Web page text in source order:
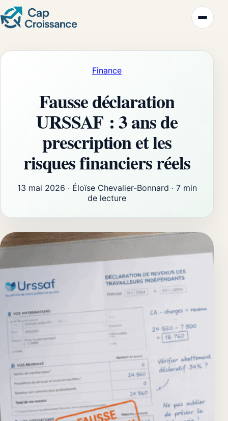
Finance
Fausse déclaration
URSSAF : 3 ans de
prescription et les
risques financiers réels
13 mai 2026 · Éloïse Chevalier-Bonnard · 7 min
de lecture